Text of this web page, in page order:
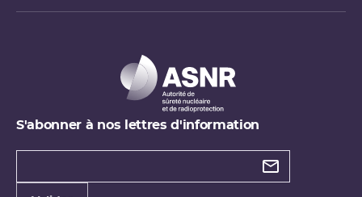
S'abonner à nos lettres d'information
Types de